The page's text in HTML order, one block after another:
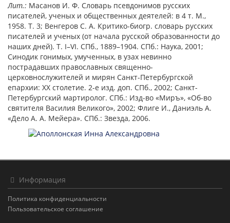
Лит.: Масанов И. Ф. Словарь псевдонимов русских
писателей, ученых и общественных деятелей: в 4 т. М.,
1958. Т. 3; Венгеров С. А. Критико-биогр. словарь русских
писателей и ученых (от начала русской образованности до
наших дней). Т. I–VI. СПб., 1889–1904. СПб.: Наука, 2001;
Синодик гонимых, умученных, в узах невинно
пострадавших православных священно-
церковнослужителей и мирян Санкт-Петербургской
епархии: ХХ столетие. 2-е изд. доп. СПб., 2002; Санкт-
Петербургский мартиролог. СПб.: Изд-во «Миръ», «Об-во
святителя Василия Великого», 2002; Флиге И., Даниэль А.
«Дело А. А. Мейера». СПб.: Звезда, 2006.
Информация
Политика конфиденциальности
Пользовательское соглашение